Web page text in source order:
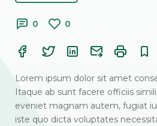
0 0
Lorem ipsum dolor sit amet
Itaque ab sunt facere officiis
eveniet magnam autem, fugiat
iste quo dicta voluptates